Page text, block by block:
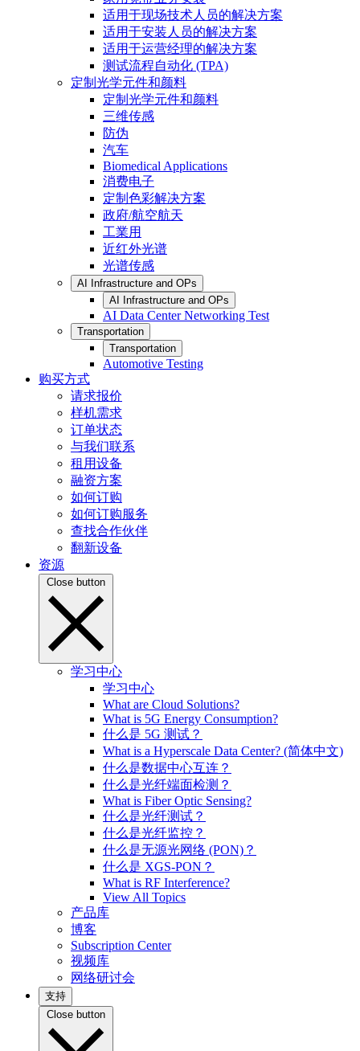
适用于现场技术人员的解决方案
适用于安装人员的解决方案
适用于运营经理的解决方案
测试流程自动化 (TPA)
定制光学元件和颜料
定制光学元件和颜料
三维传感
防伪
汽车
Biomedical Applications
消费电子
定制色彩解决方案
政府/航空航天
工業用
近红外光谱
光谱传感
AI Infrastructure and OPs
AI Infrastructure and OPs
AI Data Center Networking Test
Transportation
Transportation
Automotive Testing
购买方式
请求报价
样机需求
订单状态
与我们联系
租用设备
融资方案
如何订购
如何订购服务
查找合作伙伴
翻新设备
资源
Close button
学习中心
学习中心
What are Cloud Solutions?
What is 5G Energy Consumption?
什么是 5G 测试？
What is a Hyperscale Data Center? (简体中文)
什么是数据中心互连？
什么是光纤端面检测？
What is Fiber Optic Sensing?
什么是光纤测试？
什么是光纤监控？
什么是无源光网络 (PON)？
什么是 XGS-PON？
What is RF Interference?
View All Topics
产品库
博客
Subscription Center
视频库
网络研讨会
支持
Close button